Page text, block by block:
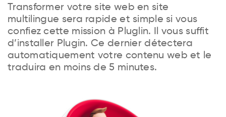
Transformer votre site web en site
multilingue sera rapide et simple si vous
confiez cette mission à Pluglin. Il vous suffit
d’installer Plugin. Ce dernier détectera
automatiquement votre contenu web et le
traduira en moins de 5 minutes.